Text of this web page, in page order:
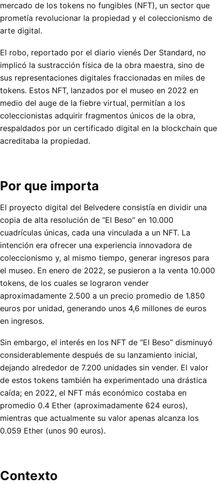
mercado de los tokens no fungibles (NFT), un sector que
prometía revolucionar la propiedad y el coleccionismo de
arte digital.
El robo, reportado por el diario vienés Der Standard, no
implicó la sustracción física de la obra maestra, sino de
sus representaciones digitales fraccionadas en miles de
tokens. Estos NFT, lanzados por el museo en 2022 en
medio del auge de la fiebre virtual, permitían a los
coleccionistas adquirir fragmentos únicos de la obra,
respaldados por un certificado digital en la blockchain que
acreditaba la propiedad.
Por que importa
El proyecto digital del Belvedere consistía en dividir una
copia de alta resolución de “El Beso” en 10.000
cuadrículas únicas, cada una vinculada a un NFT. La
intención era ofrecer una experiencia innovadora de
coleccionismo y, al mismo tiempo, generar ingresos para
el museo. En enero de 2022, se pusieron a la venta 10.000
tokens, de los cuales se lograron vender
aproximadamente 2.500 a un precio promedio de 1.850
euros por unidad, generando unos 4,6 millones de euros
en ingresos.
Sin embargo, el interés en los NFT de “El Beso” disminuyó
considerablemente después de su lanzamiento inicial,
dejando alrededor de 7.200 unidades sin vender. El valor
de estos tokens también ha experimentado una drástica
caída; en 2022, el NFT más económico costaba en
promedio 0.4 Ether (aproximadamente 624 euros),
mientras que actualmente su valor apenas alcanza los
0.059 Ether (unos 90 euros).
Contexto